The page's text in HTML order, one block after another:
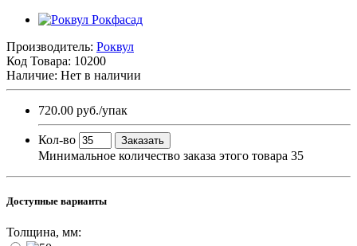
Производитель: Роквул
Код Товара: 10200
Наличие: Нет в наличии
720.00 руб./упак
Кол-во Заказать
Минимальное количество заказа этого товара 35
Доступные варианты
Толщина, мм: